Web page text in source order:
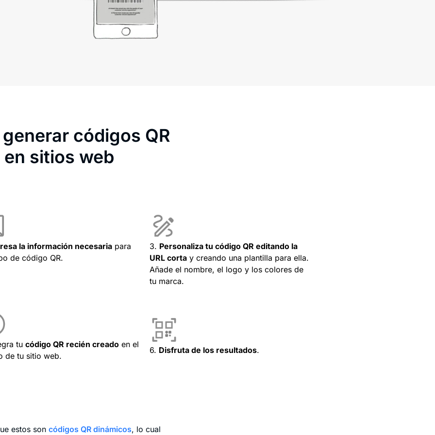
códigos QR
en sitios web
la información necesariapara
de código QR.
3. Personaliza tu código QR editando la
URL corta y creando una plantilla para ella.
Añade el nombre, el logo y los colores de
tu marca.
tu código QR recién creadoen el
de tu sitio web.
6. Disfruta de los resultados.
estos son códigos QR dinámicos, lo cual